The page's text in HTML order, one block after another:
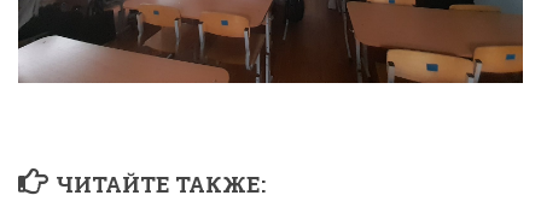
ЧИТАЙТЕ ТАКЖЕ: